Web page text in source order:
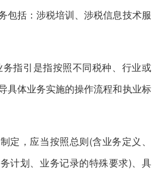
括：涉税培训、涉税信息技术服
务指引是指按照不同税种、行业或
具体业务实施的操作流程和执业标
，应当按照总则(含业务定义、
计划、业务记录的特殊要求)、具